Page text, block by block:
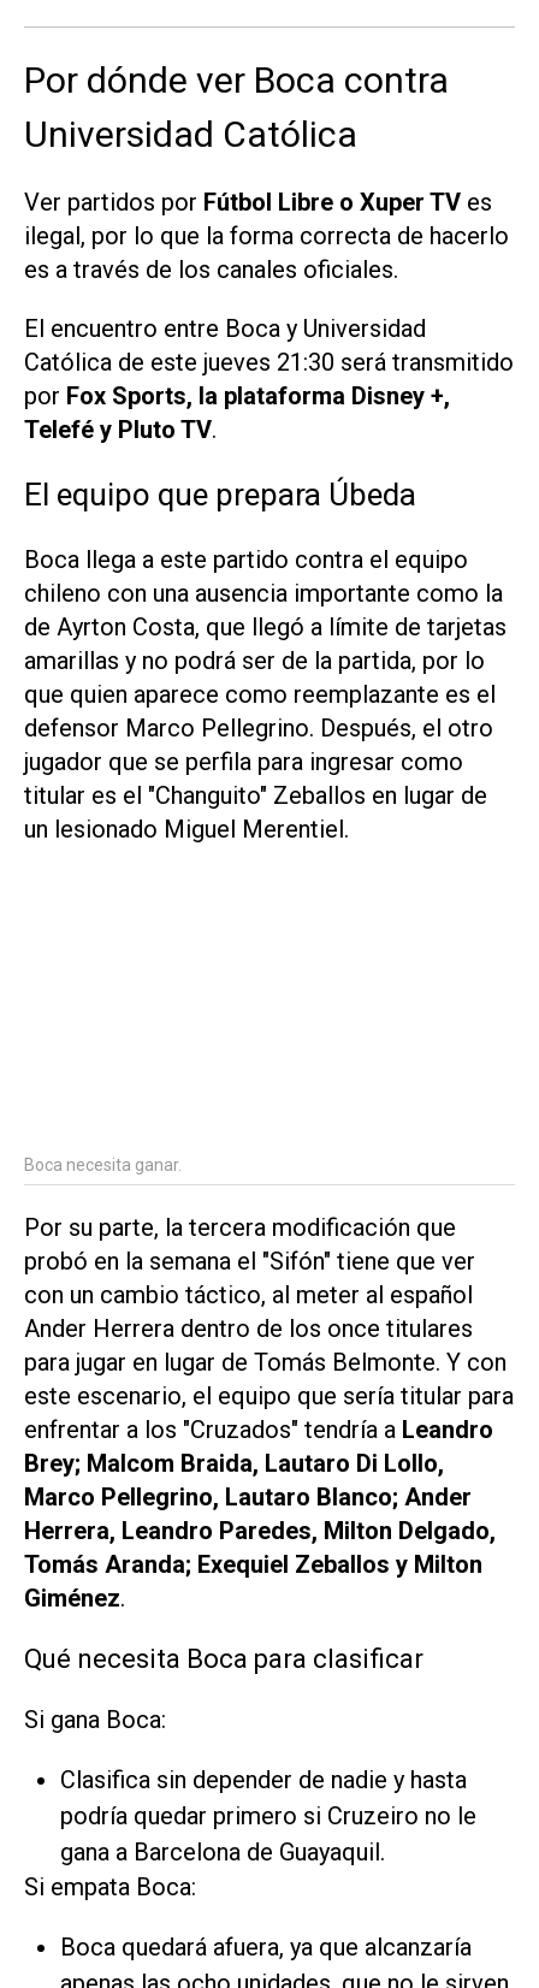
Por dónde ver Boca contra
Universidad Católica
Ver partidos por Fútbol Libre o Xuper TV es
ilegal, por lo que la forma correcta de hacerlo
es a través de los canales oficiales.
El encuentro entre Boca y Universidad
Católica de este jueves 21:30 será transmitido
por Fox Sports, la plataforma Disney +,
Telefé y Pluto TV.
El equipo que prepara Úbeda
Boca llega a este partido contra el equipo
chileno con una ausencia importante como la
de Ayrton Costa, que llegó a límite de tarjetas
amarillas y no podrá ser de la partida, por lo
que quien aparece como reemplazante es el
defensor Marco Pellegrino. Después, el otro
jugador que se perfila para ingresar como
titular es el "Changuito" Zeballos en lugar de
un lesionado Miguel Merentiel.
Boca necesita ganar.
Por su parte, la tercera modificación que
probó en la semana el "Sifón" tiene que ver
con un cambio táctico, al meter al español
Ander Herrera dentro de los once titulares
para jugar en lugar de Tomás Belmonte. Y con
este escenario, el equipo que sería titular para
enfrentar a los "Cruzados" tendría a Leandro
Brey; Malcom Braida, Lautaro Di Lollo,
Marco Pellegrino, Lautaro Blanco; Ander
Herrera, Leandro Paredes, Milton Delgado,
Tomás Aranda; Exequiel Zeballos y Milton
Giménez.
Qué necesita Boca para clasificar
Si gana Boca:
Clasifica sin depender de nadie y hasta
podría quedar primero si Cruzeiro no le
gana a Barcelona de Guayaquil.
Si empata Boca:
Boca quedará afuera, ya que alcanzaría